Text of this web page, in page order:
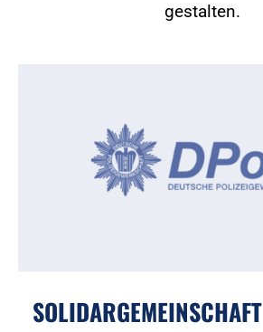
gestalten.
SOLIDARGEMEINSCHAFT